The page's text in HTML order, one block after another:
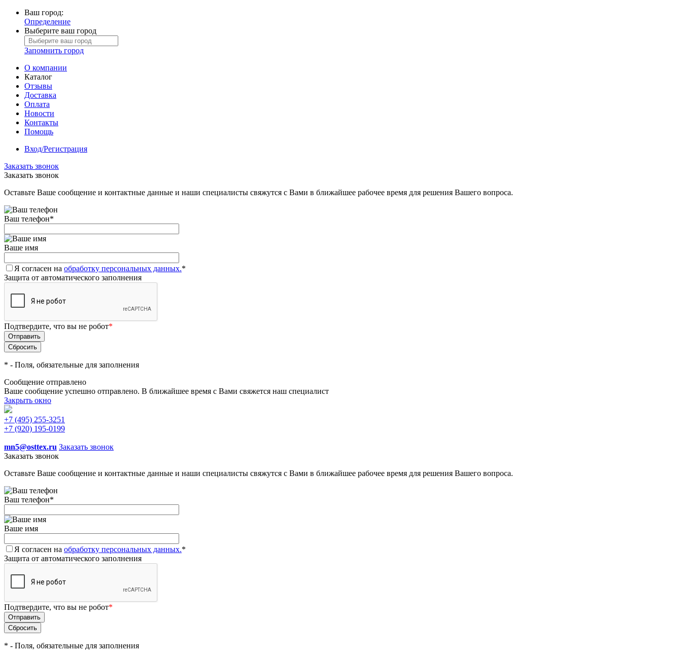
Ваш город:
Определение
Выберите ваш город
Запомнить город
О компании
Каталог
Отзывы
Доставка
Оплата
Новости
Контакты
Помощь
Вход/Регистрация
Заказать звонок
Заказать звонок
Оставьте Ваше сообщение и контактные данные и наши специалисты свяжутся с Вами в ближайшее рабочее время для решения Вашего вопроса.
Ваш телефон*
Ваше имя
Я согласен на обработку персональных данных.*
Защита от автоматического заполнения
Подтвердите, что вы не робот*
* - Поля, обязательные для заполнения
Сообщение отправлено
Ваше сообщение успешно отправлено. В ближайшее время с Вами свяжется наш специалист
Закрыть окно
+7 (495) 255-3251
+7 (920) 195-0199
mn5@osttex.ru Заказать звонок
Заказать звонок
Оставьте Ваше сообщение и контактные данные и наши специалисты свяжутся с Вами в ближайшее рабочее время для решения Вашего вопроса.
Ваш телефон*
Ваше имя
Я согласен на обработку персональных данных.*
Защита от автоматического заполнения
Подтвердите, что вы не робот*
* - Поля, обязательные для заполнения